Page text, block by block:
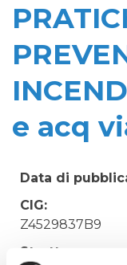
e acq
Data di
CIG:
Z4529837B9
Struttura